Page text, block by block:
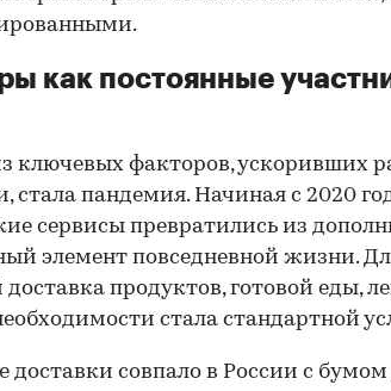
как постоянные
ключевых факторов, ускоривших
стала пандемия. Начиная с 2020
сервисы превратились из
элемент повседневной жизни.
продуктов, готовой еды,
стала стандартной
доставки совпало в России с